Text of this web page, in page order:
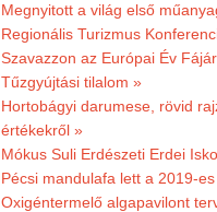
Megnyitott a világ első
Regionális Turizmus
Szavazzon az Európai Év
Tűzgyújtási tilalom »
Hortobágyi darumese, rövid
értékekről »
Mókus Suli Erdészeti Erdei
Pécsi mandulafa lett a 2019-
Oxigéntermelő algapavilont